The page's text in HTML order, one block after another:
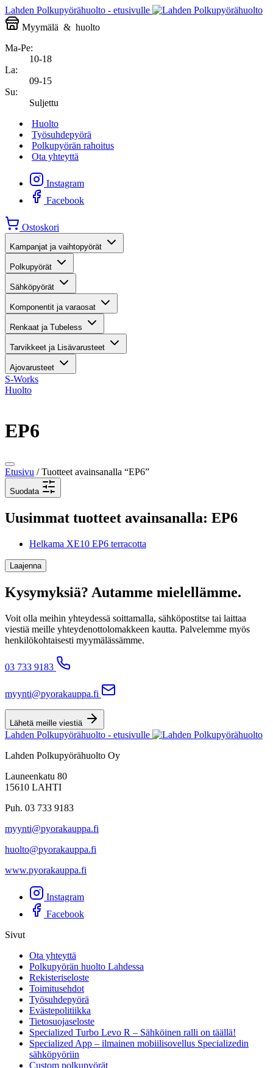
Lahden Polkupyörähuolto - etusivulle
Myymälä & huolto
Ma-Pe:
10-18
La:
09-15
Su:
Suljettu
Huolto
Työsuhdepyörä
Polkupyörän rahoitus
Ota yhteyttä
Instagram
Facebook
Ostoskori
Kampanjat ja vaihtopyörät
Polkupyörät
Sähköpyörät
Komponentit ja varaosat
Renkaat ja Tubeless
Tarvikkeet ja Lisävarusteet
Ajovarusteet
S-Works
Huolto
EP6
Etusivu / Tuotteet avainsanalla “EP6”
Suodata
Uusimmat tuotteet avainsanalla: EP6
Helkama XE10 EP6 terracotta
Laajenna
Kysymyksiä? Autamme mielellämme.
Voit olla meihin yhteydessä soittamalla, sähköpostitse tai laittaa
viestiä meille yhteydenottolomakkeen kautta. Palvelemme myös
henkilökohtaisesti myymälässämme.
03 733 9183
myynti@pyorakauppa.fi
Lähetä meille viestiä
Lahden Polkupyörähuolto - etusivulle
Lahden Polkupyörähuolto Oy
Launeenkatu 80
15610 LAHTI
Puh. 03 733 9183
myynti@pyorakauppa.fi
huolto@pyorakauppa.fi
www.pyorakauppa.fi
Instagram
Facebook
Sivut
Ota yhteyttä
Polkupyörän huolto Lahdessa
Rekisteriseloste
Toimitusehdot
Työsuhdepyörä
Evästepolitiikka
Tietosuojaseloste
Specialized Turbo Levo R – Sähköinen ralli on täällä!
Specialized App – ilmainen mobiilisovellus Specializedin
sähköpyöriin
Custom polkupyörät